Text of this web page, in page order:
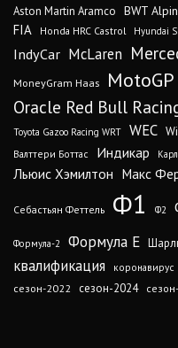
Aston Martin Aramco BWT
FIA Honda HRC Castrol Hyundai
IndyCar McLaren
MoneyGram Haas MotoGP
Oracle Red Bull
Toyota Gazoo Racing WRT WEC
Валттери Боттас
Индикар
Льюис Хэмилтон Макс
Себастьян Феттель Ф1 Ф2
Формула-2 Формула Е
квалификация коронавирус
сезон-2022 сезон-2024